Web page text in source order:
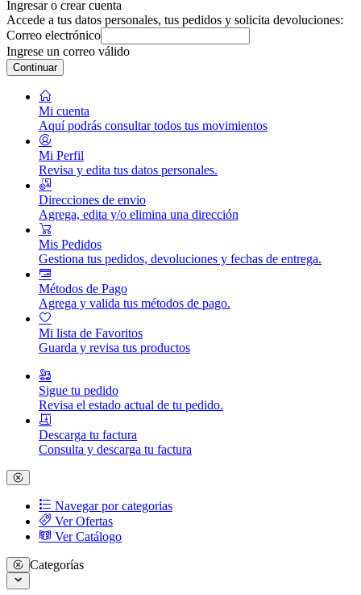
Ingresar o crear cuenta
Accede a tus datos personales, tus pedidos y solicita devoluciones:
Correo electrónico
Ingrese un correo válido
Continuar
Mi cuenta
Aquí podrás consultar todos tus movimientos
Mi Perfil
Revisa y edita tus datos personales.
Direcciones de envio
Agrega, edita y/o elimina una dirección
Mis Pedidos
Gestiona tus pedidos, devoluciones y fechas de entrega.
Métodos de Pago
Agrega y valida tus métodos de pago.
Mi lista de Favoritos
Guarda y revisa tus productos
Sigue tu pedido
Revisa el estado actual de tu pedido.
Descarga tu factura
Consulta y descarga tu factura
Navegar por categorias
Ver Ofertas
Ver Catálogo
Categorías